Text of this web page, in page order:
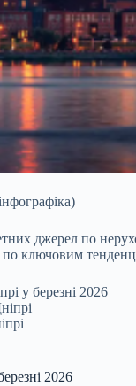
джерел по
по ключовим
у березні 2026
2026